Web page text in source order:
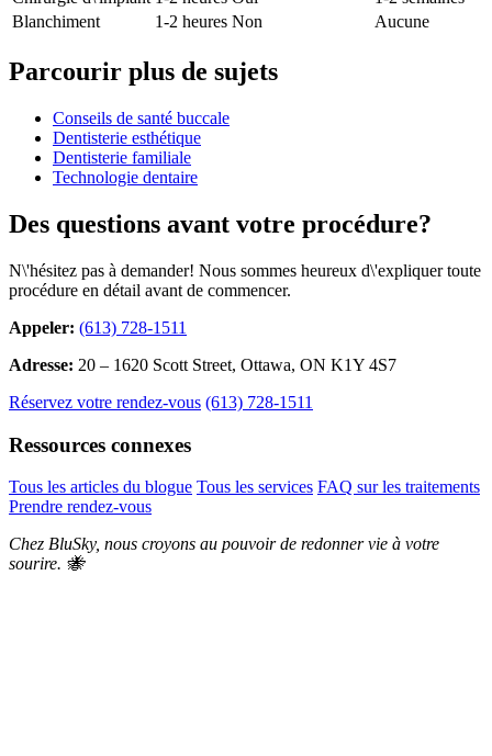
Blanchiment
1-2 heures Non Aucune
Parcourir plus de sujets
Conseils de santé buccale
Dentisterie esthétique
Dentisterie familiale
Technologie dentaire
Des questions avant votre procédure?
N\'hésitez pas à demander! Nous sommes heureux d\'expliquer toute
procédure en détail avant de commencer.
Appeler: (613) 728-1511
Adresse: 20 – 1620 Scott Street, Ottawa, ON K1Y 4S7
Réservez votre rendez-vous (613) 728-1511
Ressources connexes
Tous les articles du blogue Tous les services FAQ sur les traitements
Prendre rendez-vous
Chez BluSky, nous croyons au pouvoir de redonner vie à votre
sourire. 🐝